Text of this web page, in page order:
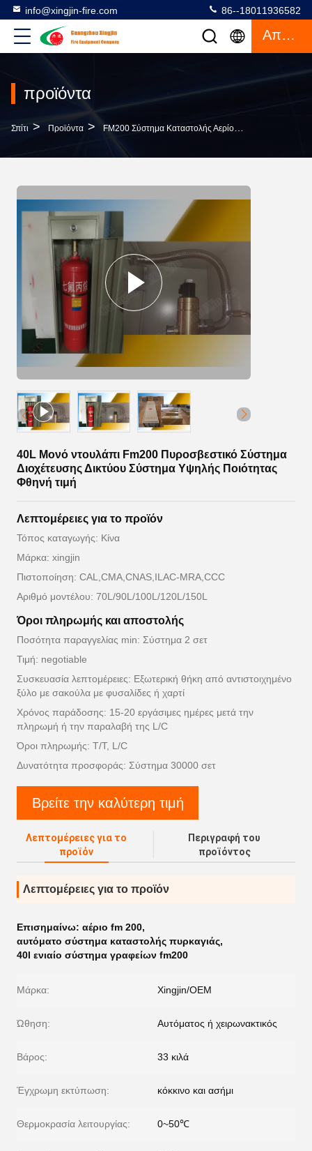
info@xingjin-fire.com 86--18011936582
Απόσπασμα
προϊόντα
Σπίτι > Προϊόντα > FM200 Σύστημα Καταστολής Αερίου
40L Μονό ντουλάπι Fm200 Πυροσβεστικό Σύστημα
Διοχέτευσης Δικτύου Σύστημα Υψηλής Ποιότητας
Φθηνή τιμή
Λεπτομέρειες για το προϊόν
Τόπος καταγωγής: Κίνα
Μάρκα: xingjin
Πιστοποίηση: CAL,CMA,CNAS,ILAC-MRA,CCC
Αριθμό μοντέλου: 70L/90L/100L/120L/150L
Όροι πληρωμής και αποστολής
Ποσότητα παραγγελίας min: Σύστημα 2 σετ
Τιμή: negotiable
Συσκευασία λεπτομέρειες: Εξωτερική θήκη από αντιστοιχημένο
ξύλο με σακούλα με φυσαλίδες ή χαρτί
Χρόνος παράδοσης: 15-20 εργάσιμες ημέρες μετά την
πληρωμή ή την παραλαβή της L/C
Όροι πληρωμής: T/T, L/C
Δυνατότητα προσφοράς: Σύστημα 30000 σετ
Βρείτε την καλύτερη τιμή
Λεπτομέρειες για το
προϊόν
Περιγραφή του
προϊόντος
Λεπτομέρειες για το προϊόν
Επισημαίνω: αέριο fm 200,
αυτόματο σύστημα καταστολής πυρκαγιάς,
40l ενιαίο σύστημα γραφείων fm200
Μάρκα: Xingjin/OEM
Ώθηση: Αυτόματος ή χειρωνακτικός
Βάρος: 33 κιλά
Έγχρωμη εκτύπωση: κόκκινο και ασήμι
Θερμοκρασία λειτουργίας: 0~50℃